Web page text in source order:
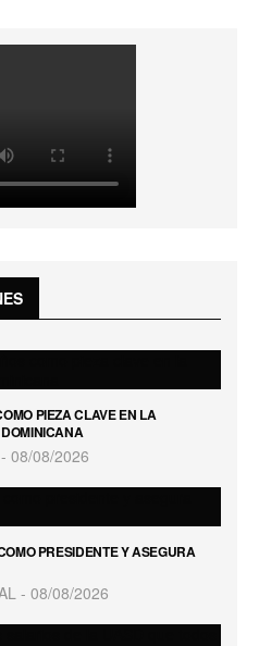
PIEZA CLAVE EN LA
08/08/2026
PRESIDENTE Y ASEGURA
08/08/2026